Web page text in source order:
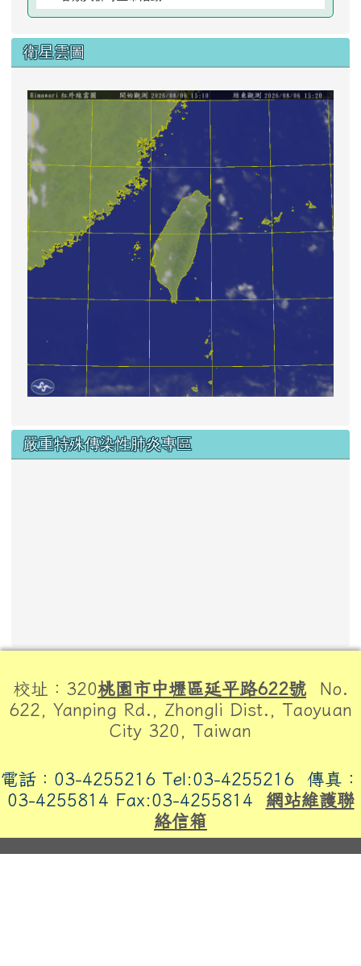
衛星雲圖
link
嚴重特殊傳染性肺炎專區
校址：320桃園市中壢區延平路622號 No.
622, Yanping Rd., Zhongli Dist., Taoyuan
City 320, Taiwan
電話：03-4255216 Tel:03-4255216 傳真：
03-4255814 Fax:03-4255814 網站維護聯
絡信箱